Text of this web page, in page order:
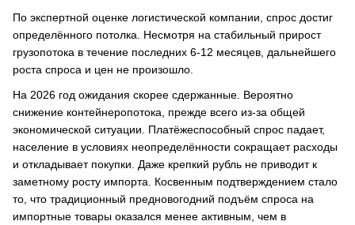
По экспертной оценке логистической компании, спрос достиг
определённого потолка. Несмотря на стабильный прирост
грузопотока в течение последних 6-12 месяцев, дальнейшего
роста спроса и цен не произошло.
На 2026 год ожидания скорее сдержанные. Вероятно
снижение контейнеропотока, прежде всего из-за общей
экономической ситуации. Платёжеспособный спрос падает,
население в условиях неопределённости сокращает расходы
и откладывает покупки. Даже крепкий рубль не приводит к
заметному росту импорта. Косвенным подтверждением стало
то, что традиционный предновогодний подъём спроса на
импортные товары оказался менее активным, чем в